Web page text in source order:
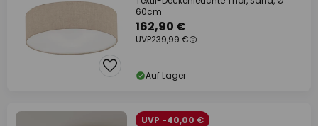
60cm
162,90 €
UVP239,99 €
Auf Lager
UVP -40,00 €